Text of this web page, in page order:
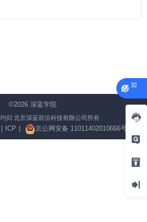
©2026 深蓝学院
归 北京深蓝前沿科技有限公司所有
ICP 京公网安备 11011402010666号